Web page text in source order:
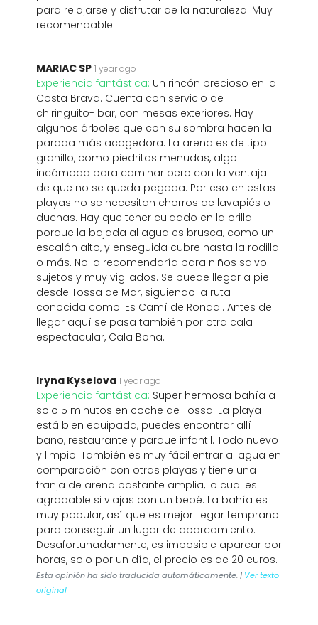
para relajarse y disfrutar de la naturaleza. Muy
recomendable.
MARIAC SP 1 year ago
Experiencia fantástica: Un rincón precioso en la
Costa Brava. Cuenta con servicio de
chiringuito- bar, con mesas exteriores. Hay
algunos árboles que con su sombra hacen la
parada más acogedora. La arena es de tipo
granillo, como piedritas menudas, algo
incómoda para caminar pero con la ventaja
de que no se queda pegada. Por eso en estas
playas no se necesitan chorros de lavapiés o
duchas. Hay que tener cuidado en la orilla
porque la bajada al agua es brusca, como un
escalón alto, y enseguida cubre hasta la rodilla
o más. No la recomendaría para niños salvo
sujetos y muy vigilados. Se puede llegar a pie
desde Tossa de Mar, siguiendo la ruta
conocida como 'Es Camí de Ronda'. Antes de
llegar aquí se pasa también por otra cala
espectacular, Cala Bona.
Iryna Kyselova 1 year ago
Experiencia fantástica: Super hermosa bahía a
solo 5 minutos en coche de Tossa. La playa
está bien equipada, puedes encontrar allí
baño, restaurante y parque infantil. Todo nuevo
y limpio. También es muy fácil entrar al agua en
comparación con otras playas y tiene una
franja de arena bastante amplia, lo cual es
agradable si viajas con un bebé. La bahía es
muy popular, así que es mejor llegar temprano
para conseguir un lugar de aparcamiento.
Desafortunadamente, es imposible aparcar por
horas, solo por un día, el precio es de 20 euros.
Esta opinión ha sido traducida automáticamente. | Ver texto
original